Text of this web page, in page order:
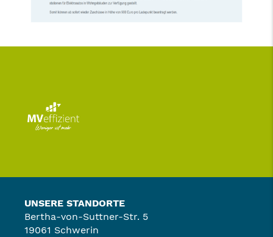
UNSERE STANDORTE
Bertha-von-Suttner-Str. 5
19061 Schwerin